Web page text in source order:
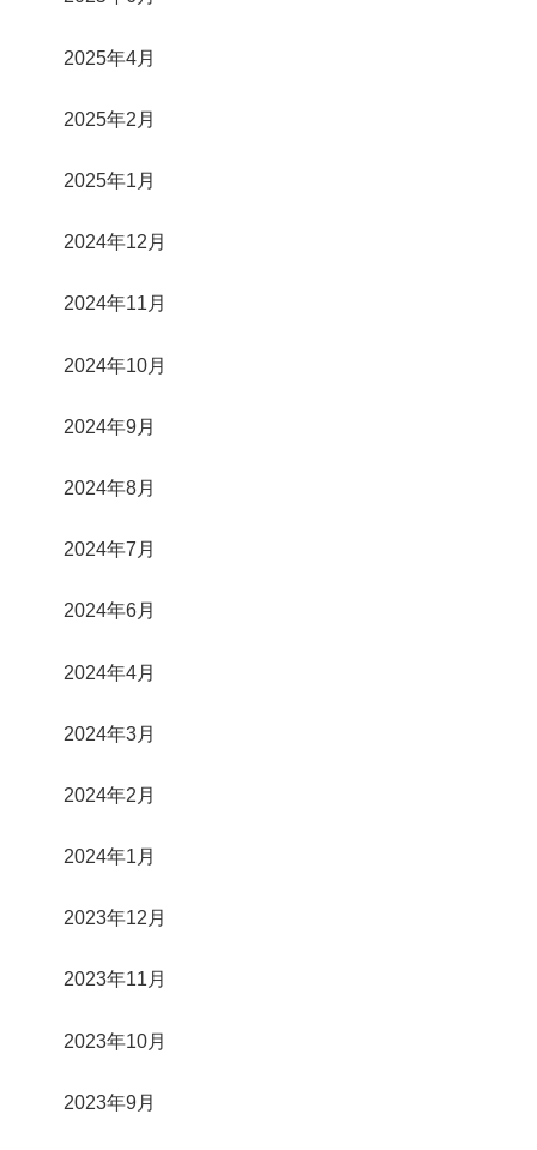
2025年4月
2025年2月
2025年1月
2024年12月
2024年11月
2024年10月
2024年9月
2024年8月
2024年7月
2024年6月
2024年4月
2024年3月
2024年2月
2024年1月
2023年12月
2023年11月
2023年10月
2023年9月